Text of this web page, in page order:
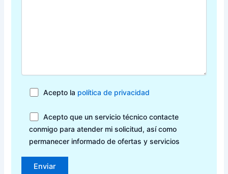
Acepto la política de privacidad
Acepto que un servicio técnico contacte
conmigo para atender mi solicitud, así como
permanecer informado de ofertas y servicios